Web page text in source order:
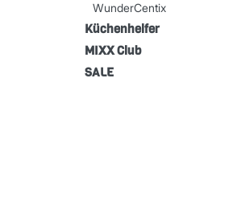
WunderCentix
Küchenhelfer
MIXX Club
SALE